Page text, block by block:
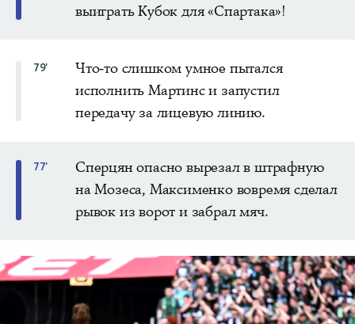
выиграть Кубок для «Спартака»!
79'
Что-то слишком умное пытался
исполнить Мартинс и запустил
передачу за лицевую линию.
77'
Сперцян опасно вырезал в штрафную
на Мозеса, Максименко вовремя сделал
рывок из ворот и забрал мяч.